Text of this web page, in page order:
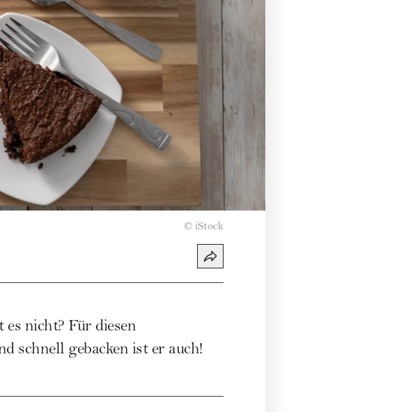
© iStock
nicht? Für diesen
schnell gebacken ist er auch!